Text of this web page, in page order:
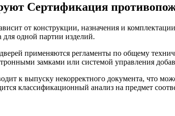
Сертификация
от конструкции, назначения и
для одной партии изделий.
применяются регламенты по общему
замками или системой управления
к выпуску некорректного документа, что
классификационный анализ на предмет